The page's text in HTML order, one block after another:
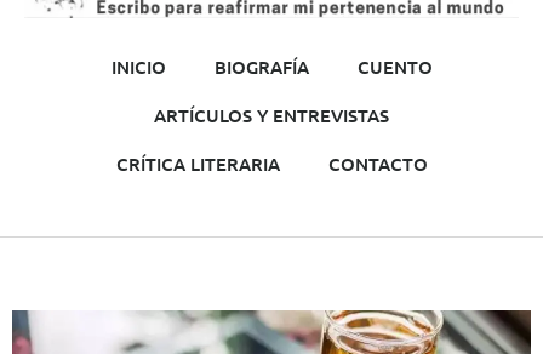
INICIO BIOGRAFÍA
CUENTO
ARTÍCULOS Y ENTREVISTAS
CRÍTICA LITERARIA
CONTACTO